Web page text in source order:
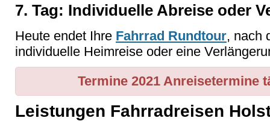
7. Tag: Individuelle Abreise oder
Heute endet Ihre Fahrrad Rundtour, nach
individuelle Heimreise oder eine
Termine 2021 Anreisetermine
Leistungen Fahrradreisen